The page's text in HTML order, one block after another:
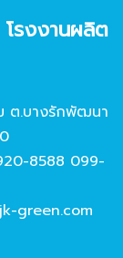
รงงานผลิต
ต.บางรักพัฒนา
8588 099-
green.com